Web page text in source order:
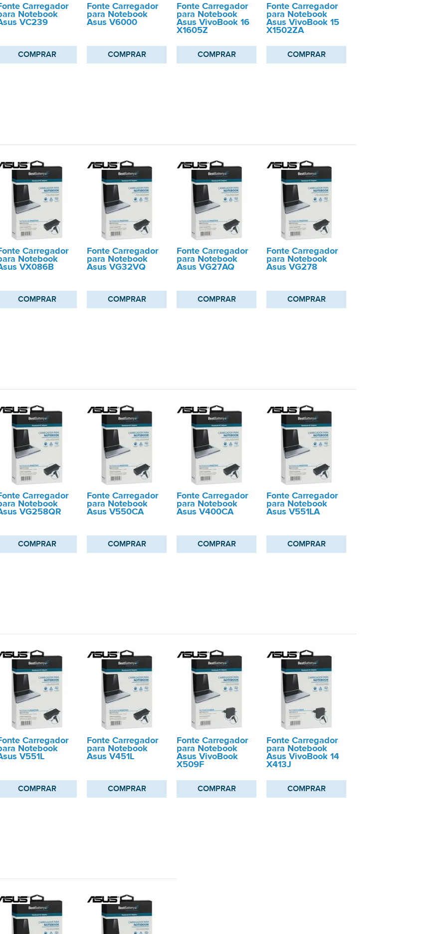
Carregador
Notebook
VC239
COMPRAR
Fonte Carregador
para Notebook
Asus V6000
COMPRAR
Fonte Carregador
para Notebook
Asus VivoBook 16
X1605Z
COMPRAR
Fonte Carregador
para Notebook
Asus VivoBook 15
X1502ZA
COMPRAR
Carregador
Notebook
VX086B
COMPRAR
Fonte Carregador
para Notebook
Asus VG32VQ
COMPRAR
Fonte Carregador
para Notebook
Asus VG27AQ
COMPRAR
Fonte Carregador
para Notebook
Asus VG278
COMPRAR
Carregador
Notebook
VG258QR
COMPRAR
Fonte Carregador
para Notebook
Asus V550CA
COMPRAR
Fonte Carregador
para Notebook
Asus V400CA
COMPRAR
Fonte Carregador
para Notebook
Asus V551LA
COMPRAR
Carregador
Notebook
V551L
COMPRAR
Fonte Carregador
para Notebook
Asus V451L
COMPRAR
Fonte Carregador
para Notebook
Asus VivoBook
X509F
COMPRAR
Fonte Carregador
para Notebook
Asus VivoBook 14
X413J
COMPRAR